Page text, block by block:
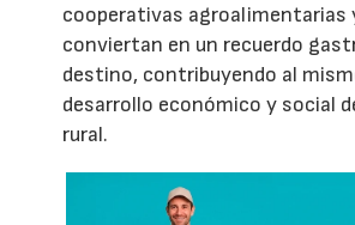
cooperativas agroalimentarias
conviertan en un recuerdo
destino, contribuyendo al
desarrollo económico y social
rural.